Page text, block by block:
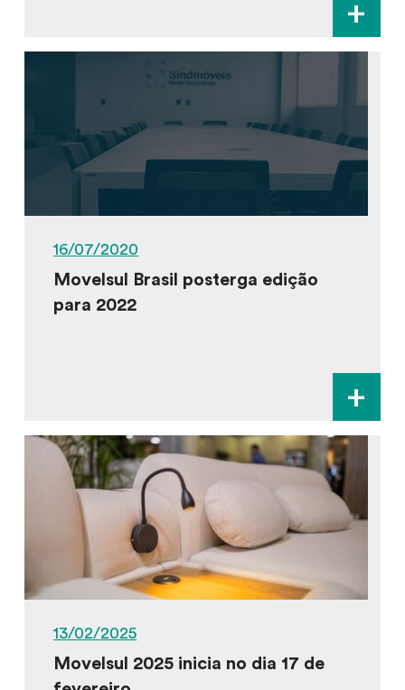
+
16/07/2020
Movelsul Brasil posterga edição
para 2022
+
13/02/2025
Movelsul 2025 inicia no dia 17 de